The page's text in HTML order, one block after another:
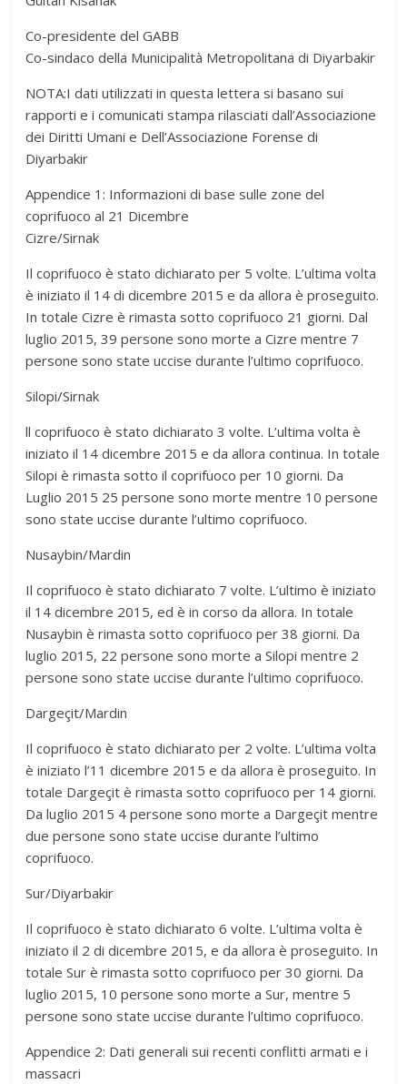
Co-presidente del GABB
Co-sindaco della Municipalità Metropolitana di Diyarbakir
NOTA:I dati utilizzati in questa lettera si basano sui
rapporti e i comunicati stampa rilasciati dall’Associazione
dei Diritti Umani e Dell’Associazione Forense di
Diyarbakir
Appendice 1: Informazioni di base sulle zone del
coprifuoco al 21 Dicembre
Cizre/Sirnak
Il coprifuoco è stato dichiarato per 5 volte. L’ultima volta
è iniziato il 14 di dicembre 2015 e da allora è proseguito.
In totale Cizre è rimasta sotto coprifuoco 21 giorni. Dal
luglio 2015, 39 persone sono morte a Cizre mentre 7
persone sono state uccise durante l’ultimo coprifuoco.
Silopi/Sirnak
ll coprifuoco è stato dichiarato 3 volte. L’ultima volta è
iniziato il 14 dicembre 2015 e da allora continua. In totale
Silopi è rimasta sotto il coprifuoco per 10 giorni. Da
Luglio 2015 25 persone sono morte mentre 10 persone
sono state uccise durante l’ultimo coprifuoco.
Nusaybin/Mardin
Il coprifuoco è stato dichiarato 7 volte. L’ultimo è iniziato
il 14 dicembre 2015, ed è in corso da allora. In totale
Nusaybin è rimasta sotto coprifuoco per 38 giorni. Da
luglio 2015, 22 persone sono morte a Silopi mentre 2
persone sono state uccise durante l’ultimo coprifuoco.
Dargeçit/Mardin
Il coprifuoco è stato dichiarato per 2 volte. L’ultima volta
è iniziato l’11 dicembre 2015 e da allora è proseguito. In
totale Dargeçit è rimasta sotto coprifuoco per 14 giorni.
Da luglio 2015 4 persone sono morte a Dargeçit mentre
due persone sono state uccise durante l’ultimo
coprifuoco.
Sur/Diyarbakir
Il coprifuoco è stato dichiarato 6 volte. L’ultima volta è
iniziato il 2 di dicembre 2015, e da allora è proseguito. In
totale Sur è rimasta sotto coprifuoco per 30 giorni. Da
luglio 2015, 10 persone sono morte a Sur, mentre 5
persone sono state uccise durante l’ultimo coprifuoco.
Appendice 2: Dati generali sui recenti conflitti armati e i
massacri